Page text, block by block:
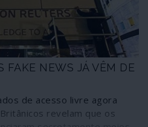
FAKE NEWS JÁ VÊM DE
de acesso livre agora
revelam que os